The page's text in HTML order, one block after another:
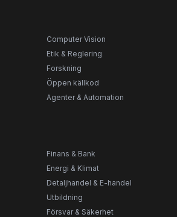
Computer Vision
Etik & Reglering
Forskning
Öppen källkod
Agenter & Automation
Finans & Bank
Energi & Klimat
Detaljhandel & E-handel
Utbildning
Försvar & Säkerhet